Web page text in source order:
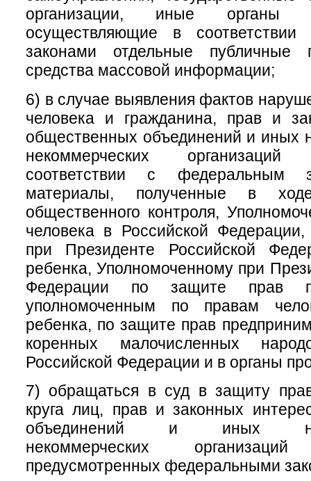
организации, иные органы
осуществляющие в
законами отдельные
средства массовой информации;
6) в случае выявления фактов
человека и гражданина, прав и
общественных объединений и иных
некоммерческих
соответствии с федеральным
материалы, полученные в
общественного контроля,
человека в Российской
при Президенте Российской
ребенка, Уполномоченному при
Федерации по защите прав
уполномоченным по правам
ребенка, по защите прав
коренных малочисленных
Российской Федерации и в органы
7) обращаться в суд в защиту
круга лиц, прав и законных
объединений и иных
некоммерческих
предусмотренных федеральными